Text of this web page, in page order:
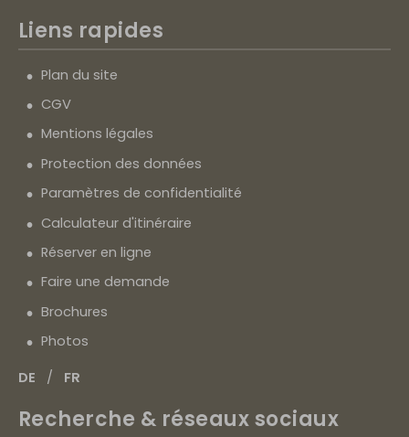
Liens rapides
Plan du site
CGV
Mentions légales
Protection des données
Paramètres de confidentialité
Calculateur d'itinéraire
Réserver en ligne
Faire une demande
Brochures
Photos
DE FR
Recherche & réseaux sociaux